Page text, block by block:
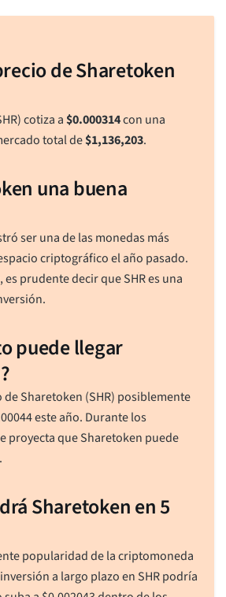
de Sharetoken
cotiza a$0.000314con una
total de$1,136,203.
una buena
ser una de las monedas más
criptográfico el año pasado.
prudente decir que SHR es una
puede llegar
Sharetoken (SHR) posiblemente
este año. Durante los
proyecta que Sharetoken puede
.
Sharetoken en 5
popularidad de la criptomoneda
a largo plazo en SHR podría